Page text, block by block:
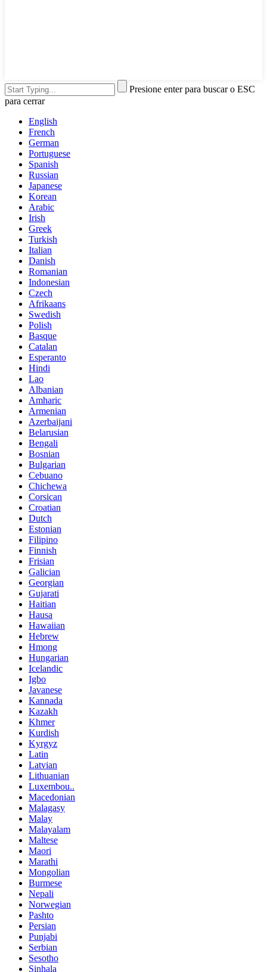
Presione enter para buscar o ESC
para cerrar
English
French
German
Portuguese
Spanish
Russian
Japanese
Korean
Arabic
Irish
Greek
Turkish
Italian
Danish
Romanian
Indonesian
Czech
Afrikaans
Swedish
Polish
Basque
Catalan
Esperanto
Hindi
Lao
Albanian
Amharic
Armenian
Azerbaijani
Belarusian
Bengali
Bosnian
Bulgarian
Cebuano
Chichewa
Corsican
Croatian
Dutch
Estonian
Filipino
Finnish
Frisian
Galician
Georgian
Gujarati
Haitian
Hausa
Hawaiian
Hebrew
Hmong
Hungarian
Icelandic
Igbo
Javanese
Kannada
Kazakh
Khmer
Kurdish
Kyrgyz
Latin
Latvian
Lithuanian
Luxembou..
Macedonian
Malagasy
Malay
Malayalam
Maltese
Maori
Marathi
Mongolian
Burmese
Nepali
Norwegian
Pashto
Persian
Punjabi
Serbian
Sesotho
Sinhala